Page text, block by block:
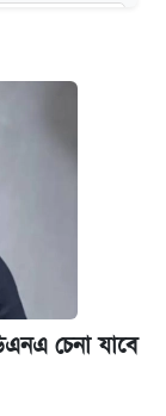
দুইজন
অ্যাডলফ
চেনা যাবে